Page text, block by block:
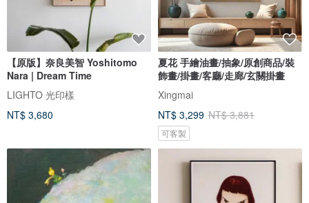
【原版】奈良美智 Yoshitomo
Nara | Dream Time
LIGHTO 光印樣
NT$ 3,680
夏花 手繪油畫/抽象/原創商品/裝
飾畫/掛畫/客廳/走廊/玄關掛畫
Xingmai
NT$ 3,299 NT$ 3,881
可客製